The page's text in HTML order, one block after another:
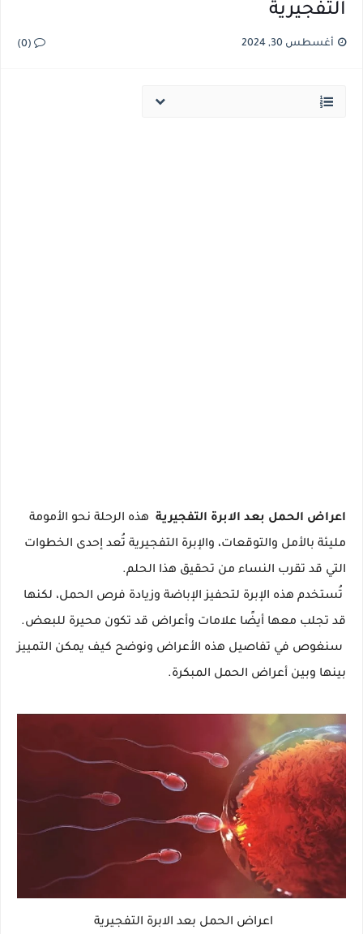
التفجيرية
أغسطس 30, 2024 (0)
اعراض الحمل بعد الابرة التفجيرية هذه الرحلة نحو الأمومة
مليئة بالأمل والتوقعات، والإبرة التفجيرية تُعد إحدى الخطوات
التي قد تقرب النساء من تحقيق هذا الحلم.
تُستخدم هذه الإبرة لتحفيز الإباضة وزيادة فرص الحمل، لكنها
قد تجلب معها أيضًا علامات وأعراض قد تكون محيرة للبعض.
سنغوص في تفاصيل هذه الأعراض ونوضح كيف يمكن التمييز
بينها وبين أعراض الحمل المبكرة.
اعراض الحمل بعد الابرة التفجيرية